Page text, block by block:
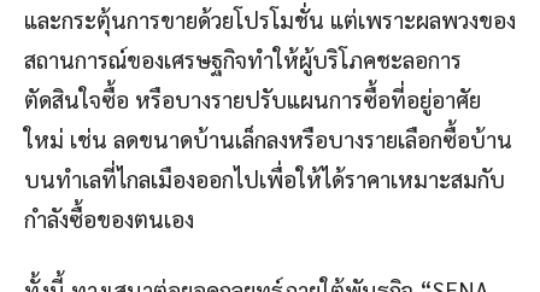
และกระตุ้นการขายด้วยโปรโมชั่น แต่เพราะผลพวงของ
สถานการณ์ของเศรษฐกิจทำให้ผู้บริโภคชะลอการ
ตัดสินใจซื้อ หรือบางรายปรับแผนการซื้อที่อยู่อาศัย
ใหม่ เช่น ลดขนาดบ้านเล็กลงหรือบางรายเลือกซื้อบ้าน
บนทำเลที่ไกลเมืองออกไปเพื่อให้ได้ราคาเหมาะสมกับ
กำลังซื้อของตนเอง